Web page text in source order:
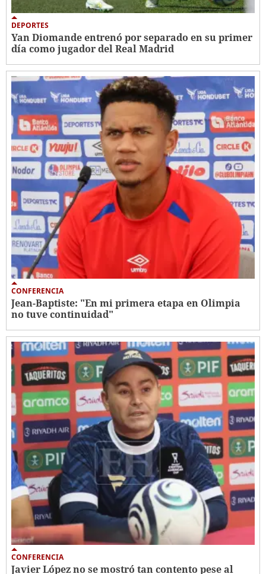
DEPORTES
Yan Diomande entrenó por separado en su primer
día como jugador del Real Madrid
CONFERENCIA
Jean-Baptiste: "En mi primera etapa en Olimpia
no tuve continuidad"
CONFERENCIA
Javier López no se mostró tan contento pese al